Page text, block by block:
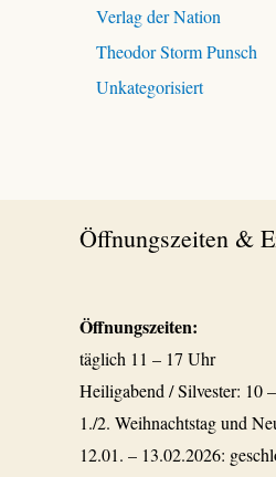
Verlag der Nation
Theodor Storm Punsch
Unkategorisiert
Öffnungszeiten &
Öffnungszeiten:
täglich 11 – 17 Uhr
Heiligabend / Silvester: 10
1./2. Weihnachtstag und
12.01. – 13.02.2026: